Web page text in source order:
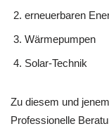
erneuerbaren
Wärmepumpen
Solar-Technik
Zu diesem und
Professionelle